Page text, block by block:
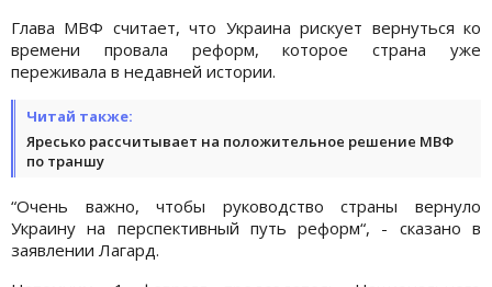
Глава МВФ считает, что Украина рискует вернуться ко
времени провала реформ, которое страна уже
переживала в недавней истории.
Читай также:
Яресько рассчитывает на положительное решение МВФ
по траншу
“Очень важно, чтобы руководство страны вернуло
Украину на перспективный путь реформ“, - сказано в
заявлении Лагард.